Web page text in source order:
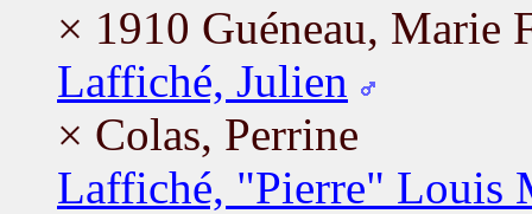
× 1910 Guéneau, Marie
Laffiché, Julien
× Colas, Perrine
Laffiché, "Pierre" Louis